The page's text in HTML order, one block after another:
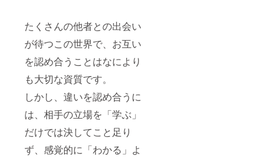
たくさんの他者との出会い
が待つこの世界で、お互い
を認め合うことはなにより
も大切な資質です。
しかし、違いを認め合うに
は、相手の立場を「学ぶ」
だけでは決してこと足り
ず、感覚的に「わかる」よ